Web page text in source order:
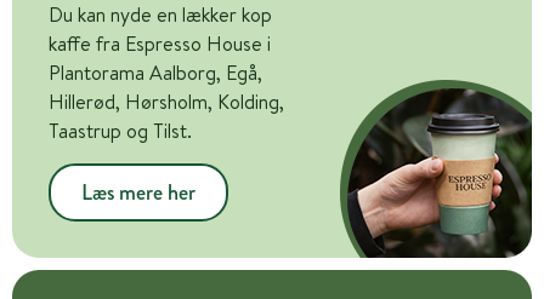
Du kan nyde en lækker kop
kaffe fra Espresso House i
Plantorama Aalborg, Egå,
Hillerød, Hørsholm, Kolding,
Taastrup og Tilst.
Læs mere her